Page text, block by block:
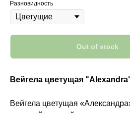
Разновидность
Out of stock
Вейгела цветущая
Вейгела цветущая